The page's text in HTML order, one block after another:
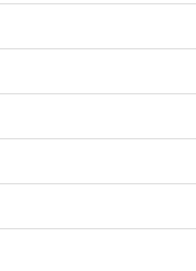
~10월1일 휴무안내.
품 추가했습니다.